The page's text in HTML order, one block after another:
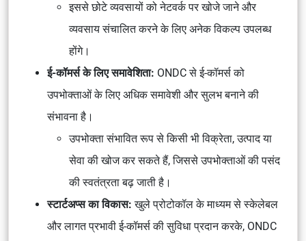
इससे छोटे व्यवसायों को नेटवर्क पर खोजे जाने और
व्यवसाय संचालित करने के लिए अनेक विकल्प उपलब्ध
होंगे।
ई-कॉमर्स के लिए समावेशिता: ONDC से ई-कॉमर्स को
उपभोक्ताओं के लिए अधिक समावेशी और सुलभ बनाने की
संभावना है।
उपभोक्ता संभावित रूप से किसी भी विक्रेता, उत्पाद या
सेवा की खोज कर सकते हैं, जिससे उपभोक्ताओं की पसंद
की स्वतंत्रता बढ़ जाती है।
स्टार्टअप्स का विकास:खुले प्रोटोकॉल के माध्यम से स्केलेबल
और लागत प्रभावी ई-कॉमर्स की सुविधा प्रदान करके, ONDC